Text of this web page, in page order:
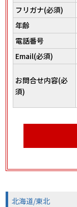
フリガナ(必須)
年齢
電話番号
Email(必須)
お問合せ内容(必
須)
北海道/東北